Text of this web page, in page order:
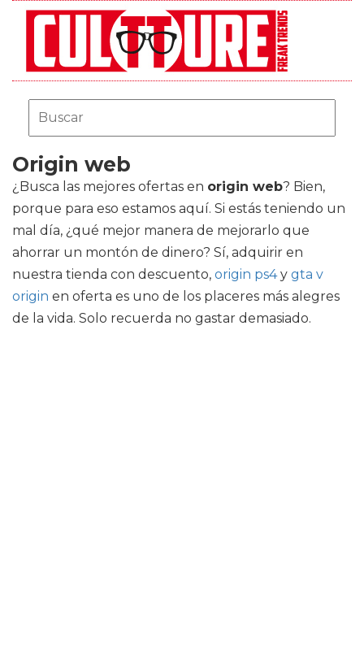
Origin web
¿Busca las mejores ofertas en origin web? Bien,
porque para eso estamos aquí. Si estás teniendo un
mal día, ¿qué mejor manera de mejorarlo que
ahorrar un montón de dinero? Sí, adquirir en
nuestra tienda con descuento, origin ps4y gta v
origin en oferta es uno de los placeres más alegres
de la vida. Solo recuerda no gastar demasiado.